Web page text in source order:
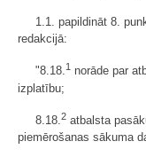
1.1. papildināt 8.
redakcijā:
"8.18.1
norāde par
izplatību;
8.18. 2 atbalsta
piemērošanas sākuma